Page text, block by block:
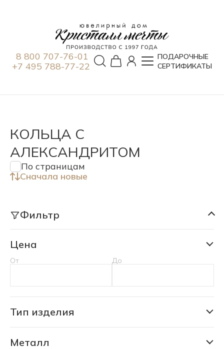
8 800 707-76-01
+7 495 788-77-22
ПОДАРОЧНЫЕ
СЕРТИФИКАТЫ
КОЛЬЦА С
АЛЕКСАНДРИТОМ
По страницам
Сначала новые
Фильтр
Цена
От До
Тип изделия
Металл